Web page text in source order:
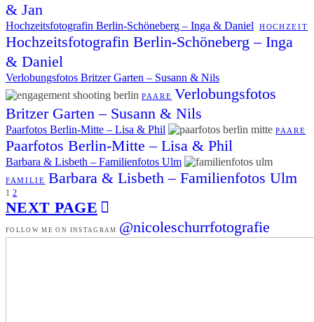
& Jan
Hochzeitsfotografin Berlin-Schöneberg – Inga & Daniel HOCHZEIT
Hochzeitsfotografin Berlin-Schöneberg – Inga
& Daniel
Verlobungsfotos Britzer Garten – Susann & Nils
PAARE Verlobungsfotos
Britzer Garten – Susann & Nils
Paarfotos Berlin-Mitte – Lisa & Phil PAARE
Paarfotos Berlin-Mitte – Lisa & Phil
Barbara & Lisbeth – Familienfotos Ulm
FAMILIE Barbara & Lisbeth – Familienfotos Ulm
1 2
NEXT PAGE
FOLLOW ME ON INSTAGRAM @nicoleschurrfotografie